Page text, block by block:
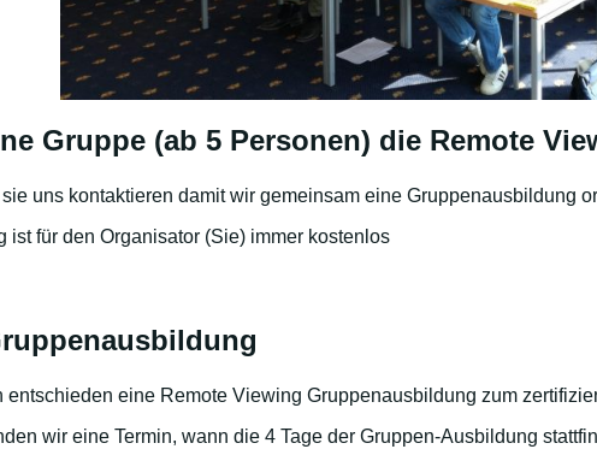
Gruppe (ab 5 Personen) die Remote
uns kontaktieren damit wir gemeinsam eine Gruppenausbildung
ist für den Organisator (Sie) immer kostenlos
entschieden eine Remote Viewing Gruppenausbildung zum
wir eine Termin, wann die 4 Tage der Gruppen-Ausbildung